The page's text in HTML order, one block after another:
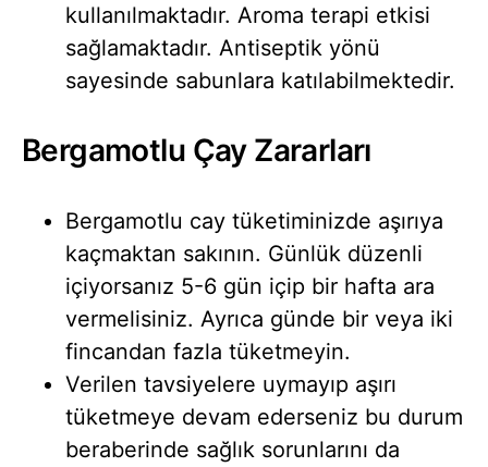
kullanılmaktadır. Aroma terapi etkisi
sağlamaktadır. Antiseptik yönü
sayesinde sabunlara katılabilmektedir.
Bergamotlu Çay Zararları
Bergamotlu cay tüketiminizde aşırıya
kaçmaktan sakının. Günlük düzenli
içiyorsanız 5-6 gün içip bir hafta ara
vermelisiniz. Ayrıca günde bir veya iki
fincandan fazla tüketmeyin.
Verilen tavsiyelere uymayıp aşırı
tüketmeye devam ederseniz bu durum
beraberinde sağlık sorunlarını da